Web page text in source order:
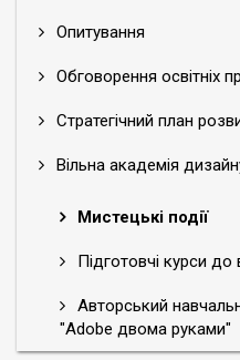
Опитування
Обговорення освітніх
Стратегічний план
Вільна академія
Мистецькі події
Підготовчі курси до
Авторський
"Adobe двома руками"